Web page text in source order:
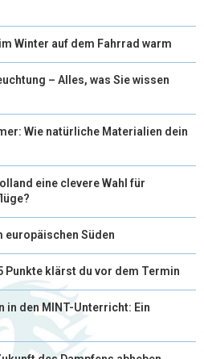
Winter auf dem Fahrrad warm
– Alles, was Sie wissen
Wie natürliche Materialien dein
eine clevere Wahl für
europäischen Süden
Punkte klärst du vor dem Termin
in den MINT-Unterricht: Ein